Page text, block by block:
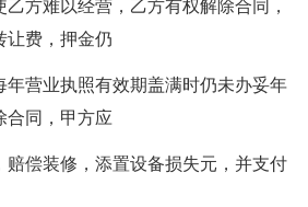
方难以经营，乙方有权解除合同，
让费，押金仍
年营业执照有效期盖满时仍未办妥年
合同，甲方应
赔偿装修，添置设备损失元，并支付